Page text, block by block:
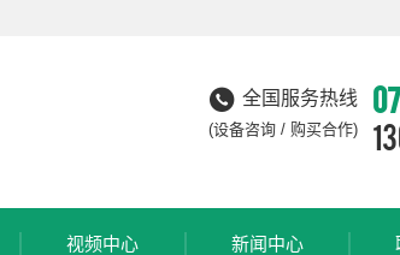
全国服务热线
(设备咨询 / 购买合作)
视频中心 新闻中心